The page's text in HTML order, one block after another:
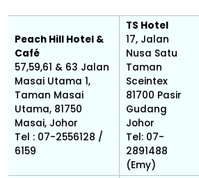
Peach Hill Hotel &
Café
57,59,61 & 63 Jalan
Masai Utama 1,
Taman Masai
Utama, 81750
Masai, Johor
Tel : 07-2556128 /
6159
TS Hotel
17, Jalan
Nusa Satu
Taman
Sceintex
81700 Pasir
Gudang
Johor
Tel: 07-
2891488
(Emy)